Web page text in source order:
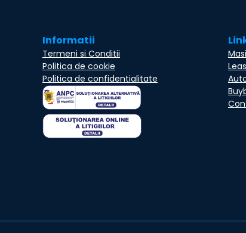
Informatii
Termeni si Conditii
Politica de cookie
Politica de confidentialitate